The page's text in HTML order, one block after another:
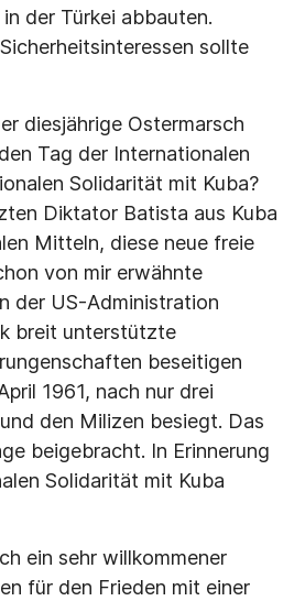
der Türkei abbauten.
sollte
diesjährige Ostermarsch
Tag der Internationalen
Solidarität mit Kuba?
Diktator Batista aus Kuba
Mitteln, diese neue freie
von mir erwähnte
der US-Administration
breit unterstützte
beseitigen
1961, nach nur drei
den Milizen besiegt. Das
beigebracht. In Erinnerung
Solidarität mit Kuba
ein sehr willkommener
für den Frieden mit einer